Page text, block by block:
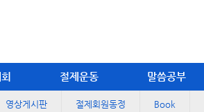
절제운동 말씀공부
영상게시판 절제회원동정 Book